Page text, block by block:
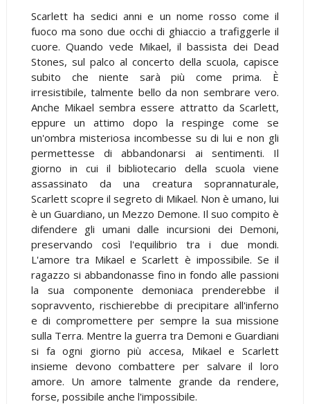
Scarlett ha sedici anni e un nome rosso come il
fuoco ma sono due occhi di ghiaccio a trafiggerle il
cuore. Quando vede Mikael, il bassista dei Dead
Stones, sul palco al concerto della scuola, capisce
subito che niente sarà più come prima. È
irresistibile, talmente bello da non sembrare vero.
Anche Mikael sembra essere attratto da Scarlett,
eppure un attimo dopo la respinge come se
un'ombra misteriosa incombesse su di lui e non gli
permettesse di abbandonarsi ai sentimenti. Il
giorno in cui il bibliotecario della scuola viene
assassinato da una creatura soprannaturale,
Scarlett scopre il segreto di Mikael. Non è umano, lui
è un Guardiano, un Mezzo Demone. Il suo compito è
difendere gli umani dalle incursioni dei Demoni,
preservando così l'equilibrio tra i due mondi.
L'amore tra Mikael e Scarlett è impossibile. Se il
ragazzo si abbandonasse fino in fondo alle passioni
la sua componente demoniaca prenderebbe il
sopravvento, rischierebbe di precipitare all'inferno
e di compromettere per sempre la sua missione
sulla Terra. Mentre la guerra tra Demoni e Guardiani
si fa ogni giorno più accesa, Mikael e Scarlett
insieme devono combattere per salvare il loro
amore. Un amore talmente grande da rendere,
forse, possibile anche l'impossibile.